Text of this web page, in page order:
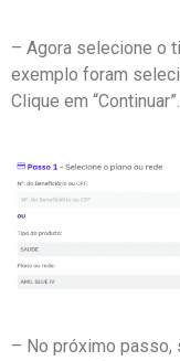
– Agora selecione o
exemplo foram
Clique em “Continuar”.
– No próximo passo,